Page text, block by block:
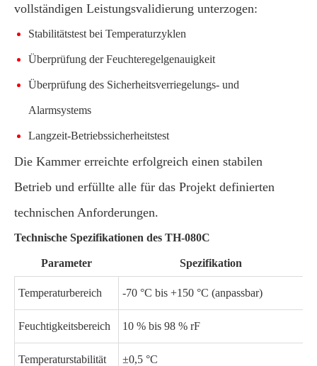
vollständigen Leistungsvalidierung unterzogen:
Stabilitätstest bei Temperaturzyklen
Überprüfung der Feuchteregelgenauigkeit
Überprüfung des Sicherheitsverriegelungs- und
Alarmsystems
Langzeit-Betriebssicherheitstest
Die Kammer erreichte erfolgreich einen stabilen
Betrieb und erfüllte alle für das Projekt definierten
technischen Anforderungen.
Technische Spezifikationen des TH-080C
Parameter Spezifikation
Temperaturbereich -70 °C bis +150 °C (anpassbar)
Feuchtigkeitsbereich 10 % bis 98 % rF
Temperaturstabilität ±0,5 °C